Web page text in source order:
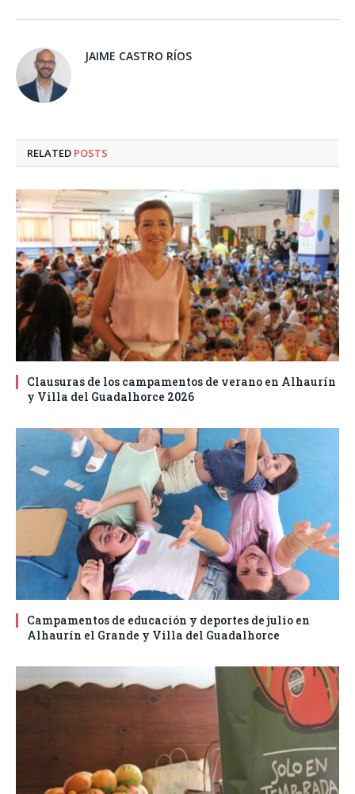
JAIME CASTRO RÍOS
RELATED POSTS
Clausuras de los campamentos de verano en Alhaurín
y Villa del Guadalhorce 2026
Campamentos de educación y deportes de julio en
Alhaurín el Grande y Villa del Guadalhorce